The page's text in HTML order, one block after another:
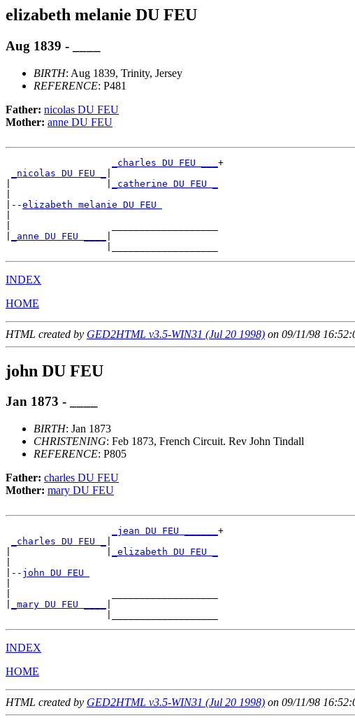
elizabeth melanie DU FEU
Aug 1839 - ____
BIRTH: Aug 1839, Trinity, Jersey
REFERENCE: P481
Father: nicolas DU FEU
Mother: anne DU FEU
_charles DU FEU ___ +
_nicolas DU FEU _
_catherine DU FEU _
|--elizabeth melanie DU FEU
_anne DU FEU ____
INDEX
HOME
HTML created by GED2HTML v3.5-WIN31 (Jul 20 1998) on 09/11/98
john DU FEU
Jan 1873 - ____
BIRTH: Jan 1873
CHRISTENING: Feb 1873, French Circuit. Rev John Tindall
REFERENCE: P805
Father: charles DU FEU
Mother: mary DU FEU
_jean DU FEU ______ +
_charles DU FEU _
_elizabeth DU FEU _
|-- john DU FEU
_mary DU FEU ____
INDEX
HOME
HTML created by GED2HTML v3.5-WIN31 (Jul 20 1998) on 09/11/98